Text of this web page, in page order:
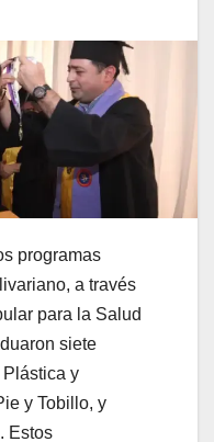
programas
a través
para la Salud
siete
y
y Tobillo, y
Estos